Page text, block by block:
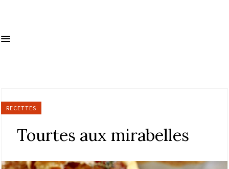
RECETTES
Tourtes aux mirabelles